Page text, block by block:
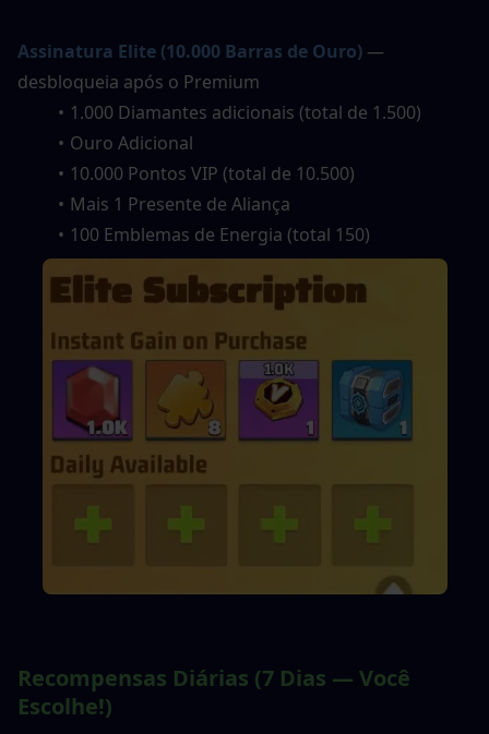
Assinatura Elite (10.000 Barras de Ouro) —
desbloqueia após o Premium
1.000 Diamantes adicionais (total de 1.500)
Ouro Adicional
10.000 Pontos VIP (total de 10.500)
Mais 1 Presente de Aliança
100 Emblemas de Energia (total 150)
Recompensas Diárias (7 Dias — Você
Escolhe!)